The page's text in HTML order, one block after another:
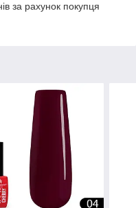
за рахунок покупця